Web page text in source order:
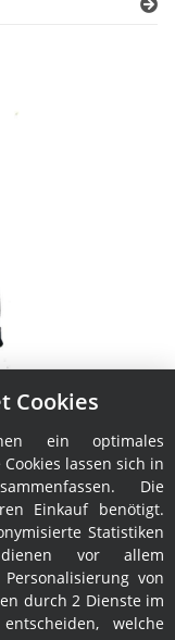
Cookies
ein optimales
lassen sich in
Die
Einkauf benötigt.
Statistiken
vor allem
von
durch 2 Dienste im
welche